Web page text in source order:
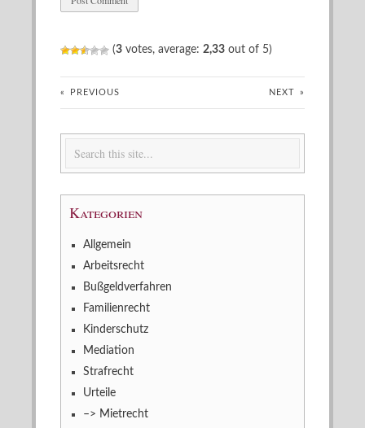
(3 votes, average: 2,33 out of 5)
« PREVIOUS NEXT »
Kategorien
Allgemein
Arbeitsrecht
Bußgeldverfahren
Familienrecht
Kinderschutz
Mediation
Strafrecht
Urteile
–> Mietrecht